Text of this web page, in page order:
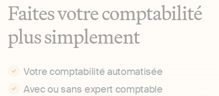
Faites votre comptabilité
plus simplement
Votre comptabilité automatisée
Avec ou sans expert comptable